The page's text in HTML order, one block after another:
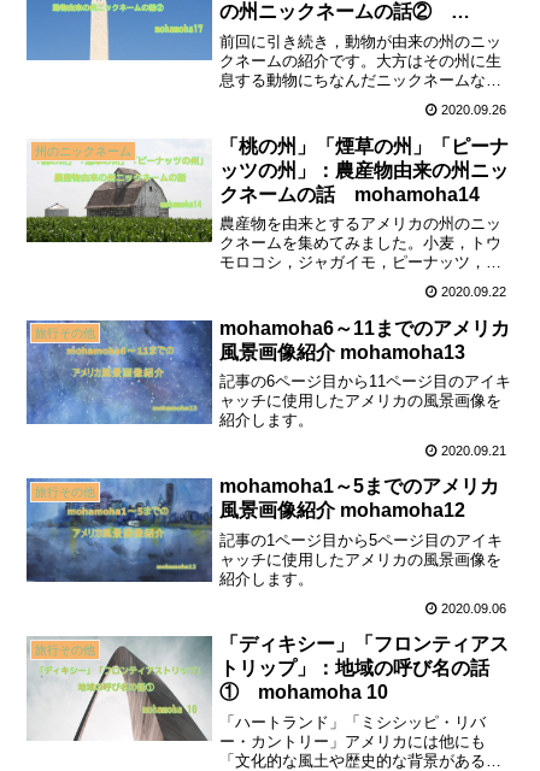
の州ニックネームの話②
mohamoha17
前回に引き続き，動物が由来の州のニッ
クネームの紹介です。大方はその州に生
息する動物にちなんだニックネームなの
メージを揶揄されたニックネームもある
ようです。
2020.09.26
州のニックネーム
「桃の州」「煙草の州」「ピーナ
ッツの州」：農産物由来の州ニッ
クネームの話 mohamoha14
農産物を由来とするアメリカの州のニッ
クネームを集めてみました。小麦，トウ
モロコシ，ジャガイモ，ピーナッツ，
桃，オレンジ・・・中には「煙草の州」
や「米の州」まで。アメリカのいろいろ
な農産物を知ることができました。
2020.09.22
旅行その他
mohamoha6～11までのアメリカ
風景画像紹介 mohamoha13
記事の6ページ目から11ページ目のアイキ
ャッチに使用したアメリカの風景画像を
紹介します。
2020.09.21
旅行その他
mohamoha1～5までのアメリカ
風景画像紹介 mohamoha12
記事の1ページ目から5ページ目のアイキ
ャッチに使用したアメリカの風景画像を
紹介します。
2020.09.06
旅行その他
「ディキシー」「フロンティアス
トリップ」：地域の呼び名の話
① mohamoha 10
「ハートランド」「ミシシッピ・リバ
ー・カントリー」アメリカには他にも
「文化的な風土や歴史的な背景がある」